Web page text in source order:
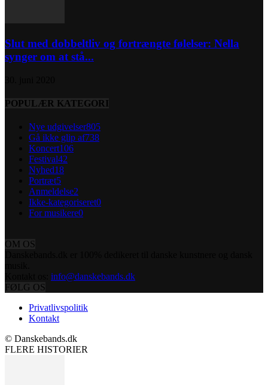
Slut med dobbeltliv og fortrængte følelser: Nella
synger om at stå...
POPULÆR KATEGORI
Nye udgivelser805
Gå ikke glip af738
Koncert106
Festival42
Nyhed18
Portræt5
Anmeldelse2
Ikke-kategoriseret0
For musikere0
OM OS
info@danskebands.dk
FØLG OS
Privatlivspolitik
Kontakt
© Danskebands.dk
FLERE HISTORIER